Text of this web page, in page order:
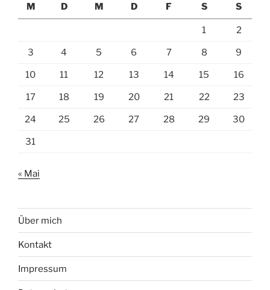
M
D M D F S S
1 2
3 4 5 6 7 8 9
10 11 12 13 14 15 16
17 18 19 20 21 22 23
24 25 26 27 28 29 30
31
« Mai
Über mich
Kontakt
Impressum